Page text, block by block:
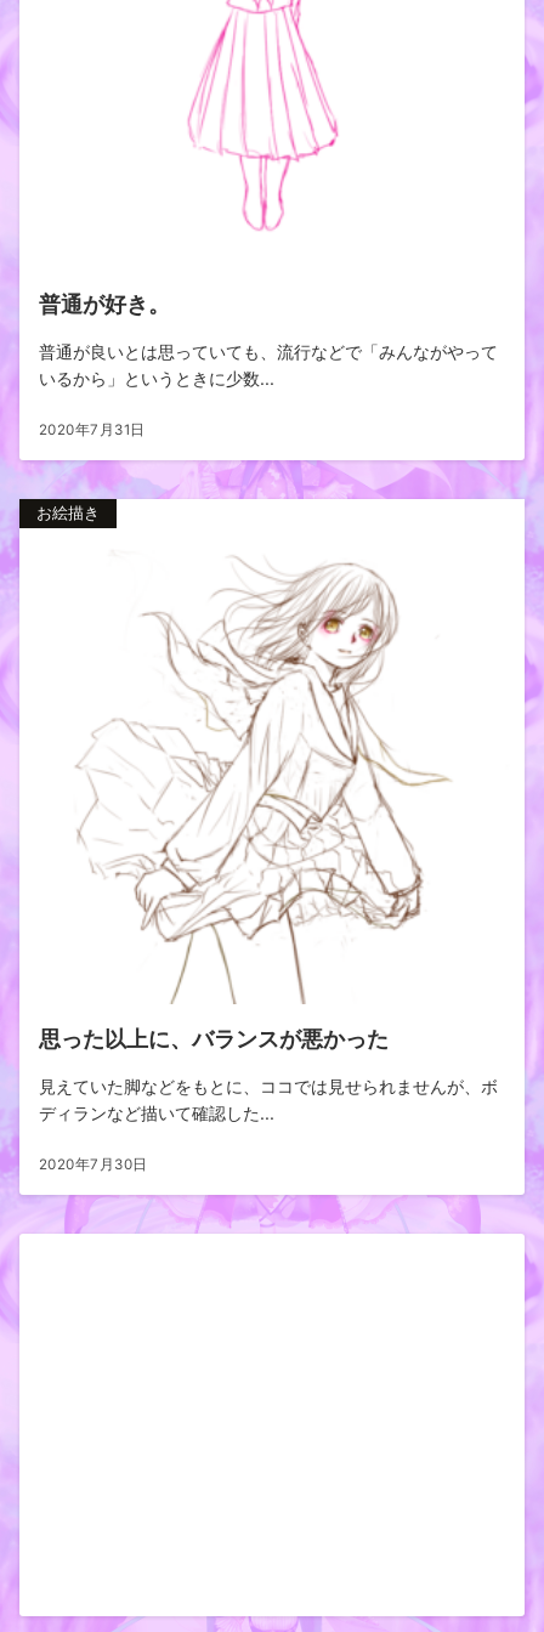
普通が好き。
普通が良いとは思っていても、流行などで「みんながやって
いるから」というときに少数...
2020年7月31日
お絵描き
思った以上に、バランスが悪かった
見えていた脚などをもとに、ココでは見せられませんが、ボ
ディランなど描いて確認した...
2020年7月30日